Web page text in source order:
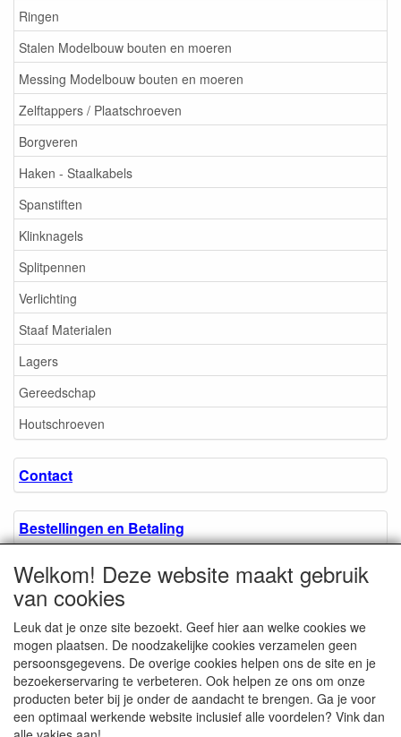
Ringen
Stalen Modelbouw bouten en moeren
Messing Modelbouw bouten en moeren
Zelftappers / Plaatschroeven
Borgveren
Haken - Staalkabels
Spanstiften
Klinknagels
Splitpennen
Verlichting
Staaf Materialen
Lagers
Gereedschap
Houtschroeven
Contact
Bestellingen en Betaling
Algemene voorwaarden
Over ons.
Privacyverklaring
Welkom! Deze website maakt gebruik
van cookies
Leuk dat je onze site bezoekt. Geef hier aan welke cookies we
mogen plaatsen. De noodzakelijke cookies verzamelen geen
persoonsgegevens. De overige cookies helpen ons de site en je
bezoekerservaring te verbeteren. Ook helpen ze ons om onze
producten beter bij je onder de aandacht te brengen. Ga je voor
een optimaal werkende website inclusief alle voordelen? Vink dan